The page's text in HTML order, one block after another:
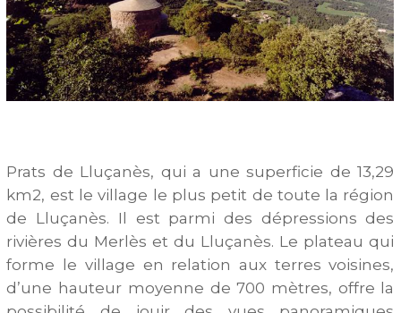
Prats de Lluçanès, qui a une superficie de 13,29
km2, est le village le plus petit de toute la région
de Lluçanès. Il est parmi des dépressions des
rivières du Merlès et du Lluçanès. Le plateau qui
forme le village en relation aux terres voisines,
d’une hauteur moyenne de 700 mètres, offre la